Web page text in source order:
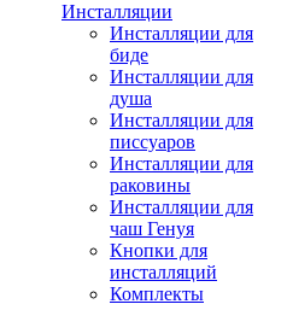
Инсталляции
Инсталляции для
биде
Инсталляции для
душа
Инсталляции для
писсуаров
Инсталляции для
раковины
Инсталляции для
чаш Генуя
Кнопки для
инсталляций
Комплекты